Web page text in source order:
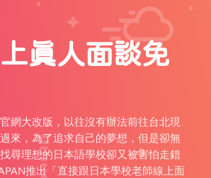
真人面談免
網大改版，以往沒有辦法前往台北現
來，為了追求自己的夢想，但是卻無
尋理想的日本語學校卻又被害怕走錯
推出「直接跟日本學校老師線上面